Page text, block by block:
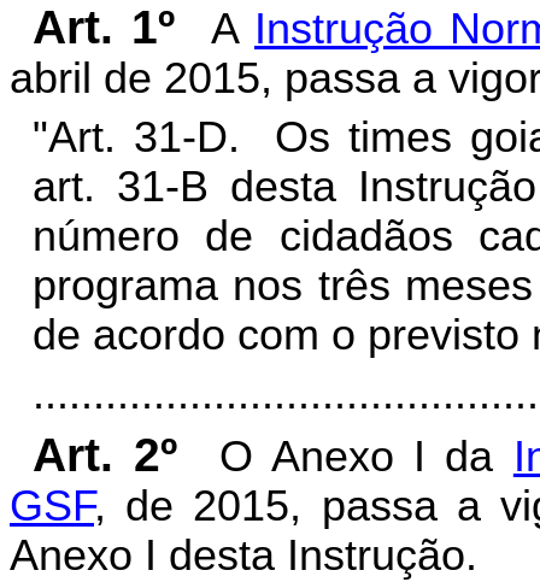
Art. 1º A Instrução
abril de 2015, passa a
"Art. 31-D. Os times
art. 31-B desta
número de cidadãos
programa nos três
de acordo com o previsto
Art. 2º O Anexo I da
GSF, de 2015, passa a
Anexo I desta Instrução.